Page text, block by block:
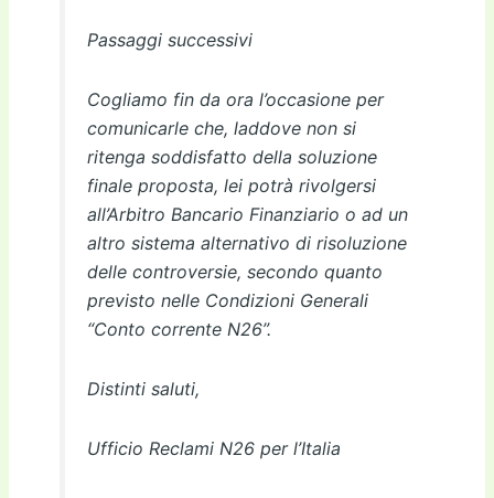
Passaggi successivi
Cogliamo fin da ora l’occasione per
comunicarle che, laddove non si
ritenga soddisfatto della soluzione
finale proposta, lei potrà rivolgersi
all’Arbitro Bancario Finanziario o ad un
altro sistema alternativo di risoluzione
delle controversie, secondo quanto
previsto nelle Condizioni Generali
“Conto corrente N26”.
Distinti saluti,
Ufficio Reclami N26 per l’Italia